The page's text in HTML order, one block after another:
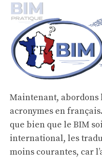
Maintenant, abordons
acronymes en
que bien que le BIM
international, les
moins courantes, car